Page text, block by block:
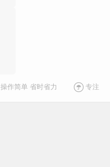
操作简单 省时省力
专注